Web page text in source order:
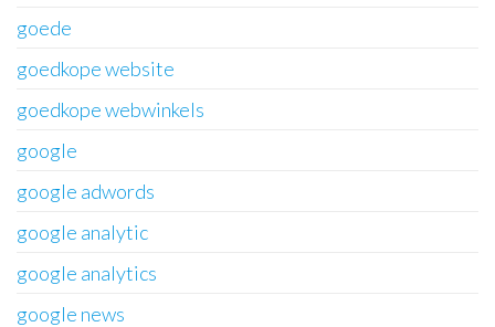
goede
goedkope website
goedkope webwinkels
google
google adwords
google analytic
google analytics
google news